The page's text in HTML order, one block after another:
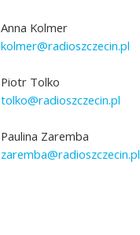
Anna Kolmer
kolmer@radioszczecin.pl
Piotr Tolko
tolko@radioszczecin.pl
Paulina Zaremba
zaremba@radioszczecin.pl